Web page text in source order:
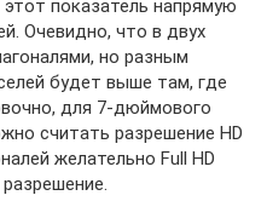
показатель напрямую
Очевидно, что в двух
но разным
будет выше там, где
для 7-дюймового
считать разрешение HD
желательно Full HD